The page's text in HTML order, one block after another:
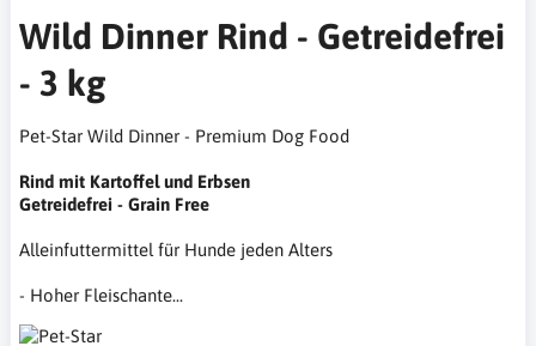
Wild Dinner Rind - Getreidefrei
- 3 kg
Pet-Star Wild Dinner - Premium Dog Food
Rind mit Kartoffel und Erbsen
Getreidefrei - Grain Free
Alleinfuttermittel für Hunde jeden Alters
- Hoher Fleischante...